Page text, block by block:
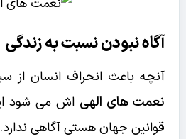
آگاه نبودن نسبت به زندگی
آنچه باعث انحراف انسان از
نعمت های الهی اش می شود
قوانین جهان هستی آگاهی ندارد.